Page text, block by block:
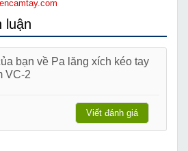
luận
bạn về Pa lăng xích kéo tay
VC-2
Viết đánh giá